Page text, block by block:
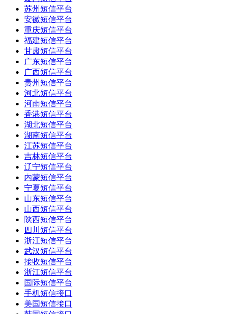
苏州短信平台
安徽短信平台
重庆短信平台
福建短信平台
甘肃短信平台
广东短信平台
广西短信平台
贵州短信平台
河北短信平台
河南短信平台
香港短信平台
湖北短信平台
湖南短信平台
江苏短信平台
吉林短信平台
辽宁短信平台
内蒙短信平台
宁夏短信平台
山东短信平台
山西短信平台
陕西短信平台
四川短信平台
浙江短信平台
武汉短信平台
接收短信平台
浙江短信平台
国际短信平台
手机短信接口
美国短信接口